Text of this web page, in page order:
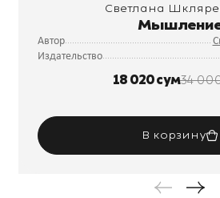
Светлана
Автор
Издательство
18 020 сум34
В корзину